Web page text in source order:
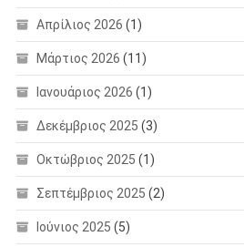
Απρίλιος 2026 (1)
Μάρτιος 2026 (11)
Ιανουάριος 2026 (1)
Δεκέμβριος 2025 (3)
Οκτώβριος 2025 (1)
Σεπτέμβριος 2025 (2)
Ιούνιος 2025 (5)